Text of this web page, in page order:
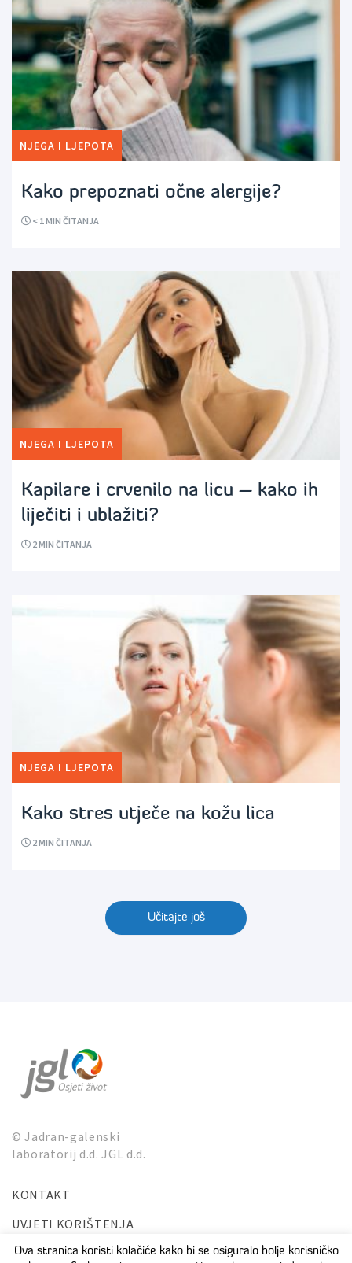
NJEGA I LJEPOTA
Kako prepoznati očne alergije?
< 1MIN ČITANJA
NJEGA I LJEPOTA
Kapilare i crvenilo na licu – kako ih
liječiti i ublažiti?
2MIN ČITANJA
NJEGA I LJEPOTA
Kako stres utječe na kožu lica
2MIN ČITANJA
Učitajte još
© Jadran-galenski
laboratorij d.d. JGL d.d.
KONTAKT
UVJETI KORIŠTENJA
ZAŠTITA PRIVATNOSTI I OSOBNIH PODATAKA
Ova stranica koristi kolačiće kako bi se osiguralo bolje korisničko